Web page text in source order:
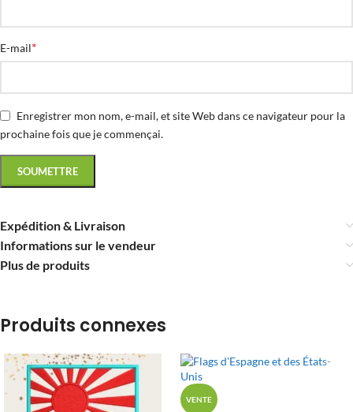
E-mail*
Enregistrer mon nom, e-mail, et site Web dans ce navigateur pour la
prochaine fois que je commençai.
Expédition & Livraison
Informations sur le vendeur
Plus de produits
Produits connexes
VENTE